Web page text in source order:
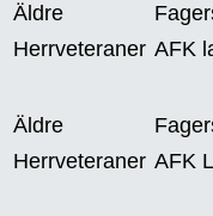
Äldre
Herrveteraner AFK
Äldre
Herrveteraner AFK